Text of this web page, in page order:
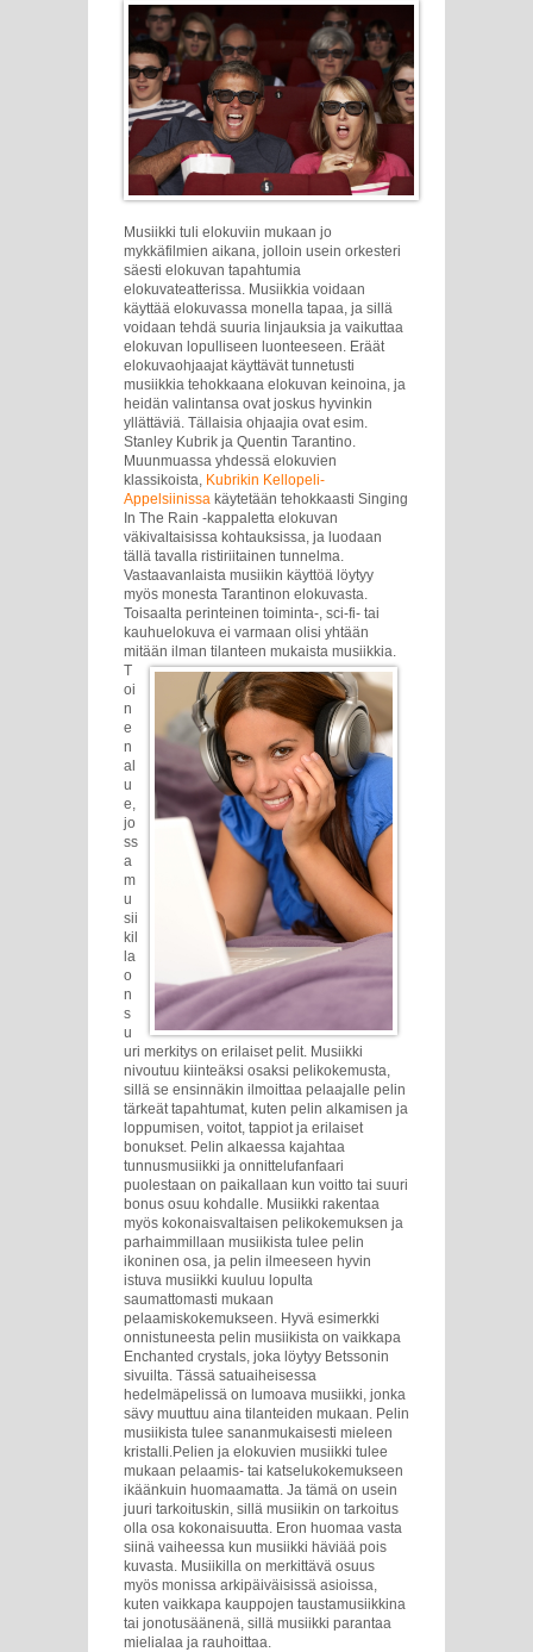
Musiikki tuli elokuviin mukaan jo
mykkäfilmien aikana, jolloin usein orkesteri
säesti elokuvan tapahtumia
elokuvateatterissa. Musiikkia voidaan
käyttää elokuvassa monella tapaa, ja sillä
voidaan tehdä suuria linjauksia ja vaikuttaa
elokuvan lopulliseen luonteeseen. Eräät
elokuvaohjaajat käyttävät tunnetusti
musiikkia tehokkaana elokuvan keinoina, ja
heidän valintansa ovat joskus hyvinkin
yllättäviä. Tällaisia ohjaajia ovat esim.
Stanley Kubrik ja Quentin Tarantino.
Muunmuassa yhdessä elokuvien
klassikoista, Kubrikin Kellopeli-
Appelsiinissa käytetään tehokkaasti Singing
In The Rain -kappaletta elokuvan
väkivaltaisissa kohtauksissa, ja luodaan
tällä tavalla ristiriitainen tunnelma.
Vastaavanlaista musiikin käyttöä löytyy
myös monesta Tarantinon elokuvasta.
Toisaalta perinteinen toiminta-, sci-fi- tai
kauhuelokuva ei varmaan olisi yhtään
mitään ilman tilanteen mukaista musiikkia.
T
oi
n
e
n
al
u
e,
jo
ss
a
m
u
sii
kil
la
o
n
s
u
uri merkitys on erilaiset pelit. Musiikki
nivoutuu kiinteäksi osaksi pelikokemusta,
sillä se ensinnäkin ilmoittaa pelaajalle pelin
tärkeät tapahtumat, kuten pelin alkamisen ja
loppumisen, voitot, tappiot ja erilaiset
bonukset. Pelin alkaessa kajahtaa
tunnusmusiikki ja onnittelufanfaari
puolestaan on paikallaan kun voitto tai suuri
bonus osuu kohdalle. Musiikki rakentaa
myös kokonaisvaltaisen pelikokemuksen ja
parhaimmillaan musiikista tulee pelin
ikoninen osa, ja pelin ilmeeseen hyvin
istuva musiikki kuuluu lopulta
saumattomasti mukaan
pelaamiskokemukseen. Hyvä esimerkki
onnistuneesta pelin musiikista on vaikkapa
Enchanted crystals, joka löytyy Betssonin
sivuilta. Tässä satuaiheisessa
hedelmäpelissä on lumoava musiikki, jonka
sävy muuttuu aina tilanteiden mukaan. Pelin
musiikista tulee sananmukaisesti mieleen
kristalli.Pelien ja elokuvien musiikki tulee
mukaan pelaamis- tai katselukokemukseen
ikäänkuin huomaamatta. Ja tämä on usein
juuri tarkoituskin, sillä musiikin on tarkoitus
olla osa kokonaisuutta. Eron huomaa vasta
siinä vaiheessa kun musiikki häviää pois
kuvasta. Musiikilla on merkittävä osuus
myös monissa arkipäiväisissä asioissa,
kuten vaikkapa kauppojen taustamusiikkina
tai jonotusäänenä, sillä musiikki parantaa
mielialaa ja rauhoittaa.